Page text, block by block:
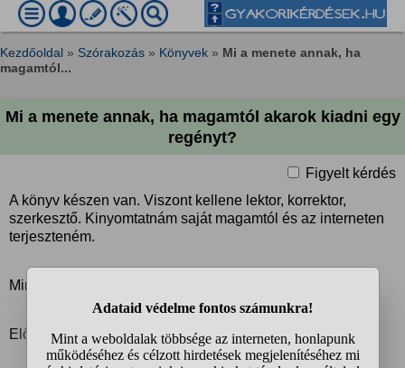
Kezdőoldal » Szórakozás » Könyvek » Mi a menete annak, ha
magamtól...
Mi a menete annak, ha magamtól akarok kiadni egy
regényt?
Figyelt kérdés
A könyv készen van. Viszont kellene lektor, korrektor,
szerkesztő. Kinyomtatnám saját magamtól és az interneten
terjeszteném.
Mindez mennyibe kerülne? Mire lenne még szükség?
Előre is köszönöm!